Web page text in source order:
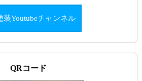
装Youtubeチャンネル
QRコード